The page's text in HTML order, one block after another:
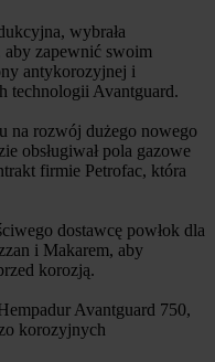
wybrała
zapewnić swoim
antykorozyjnej i
technologii Avantguard.
na rozwój dużego nowego
obsługiwał pola gazowe
firmie Petrofac, która
dostawcę powłok dla
i Makarem, aby
korozją.
Avantguard 750,
korozyjnych